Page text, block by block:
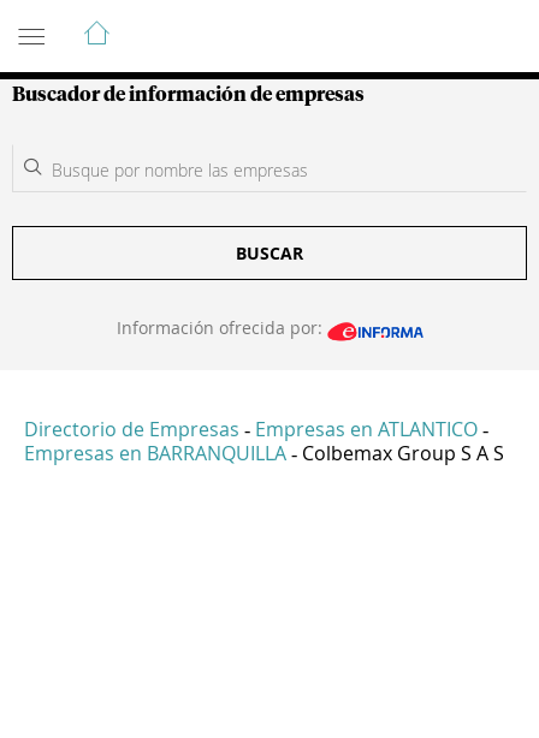
Guía de Empresas Colombianas
Buscador de información de empresas
BUSCAR
Información ofrecida por:
Directorio de Empresas - Empresas en ATLANTICO -
Empresas en BARRANQUILLA - Colbemax Group S A S